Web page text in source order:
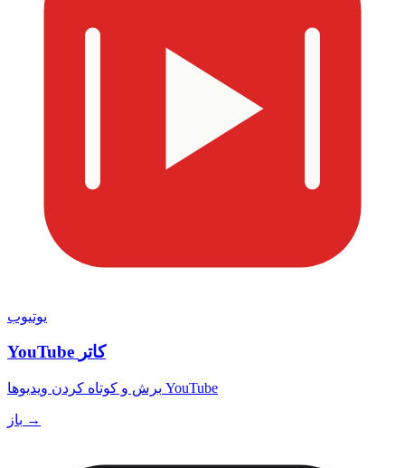
یوتیوب
YouTube کاتر
برش و کوتاه کردن ویدیوها YouTube
باز →